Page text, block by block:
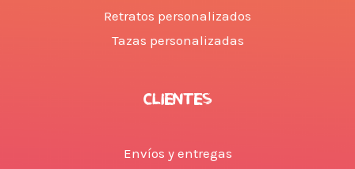
Retratos personalizados
Tazas personalizadas
CLIENTES
Envíos y entregas